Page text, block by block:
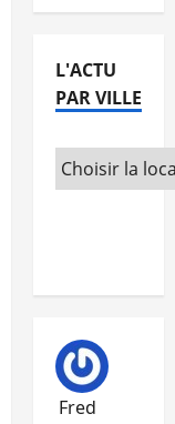
L'ACTU
PAR VILLE
Fred